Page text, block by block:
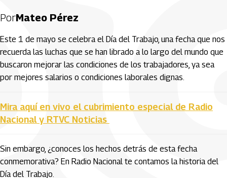
PorMateo Pérez
Este 1 de mayo se celebra el Día del Trabajo, una fecha que nos
recuerda las luchas que se han librado a lo largo del mundo que
buscaron mejorar las condiciones de los trabajadores, ya sea
por mejores salarios o condiciones laborales dignas.
Mira aquí en vivo el cubrimiento especial de Radio
Nacional y RTVC Noticias
Sin embargo, ¿conoces los hechos detrás de esta fecha
conmemorativa? En Radio Nacional te contamos la historia del
Día del Trabajo.